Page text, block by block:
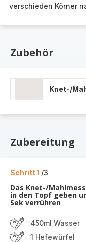
verschieden Körner
Zubehör
Knet-/
Zubereitung
Schritt 1 /3
Das Knet-/
in den Topf geben
Sek verrühren
450ml Wasser
1 Hefewürfel